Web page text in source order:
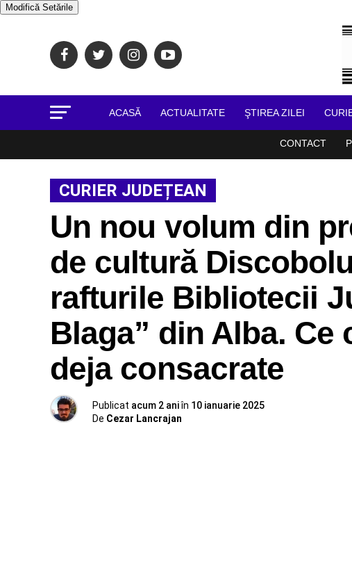
Modifică Setările
ACASĂ ACTUALITATE ŞTIREA ZILEI
CONTACT
CURIER JUDEȚEAN
Un nou volum din
de cultură
rafturile Bibliotecii
Blaga” din Alba.
deja consacrate
Publicat acum 2 aniîn 10 ianuarie 2025
De Cezar Lancrajan